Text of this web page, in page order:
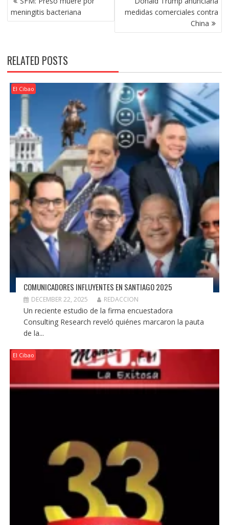
NAVIGATION
meningitis bacteriana
medidas comerciales contra
China
RELATED POSTS
El Cibao
COMUNICADORES INFLUYENTES EN SANTIAGO 2025
DECEMBER 22, 2025 REDACCION
Un reciente estudio de la firma encuestadora
Consulting Research reveló quiénes marcaron la pauta
de la...
El Cibao